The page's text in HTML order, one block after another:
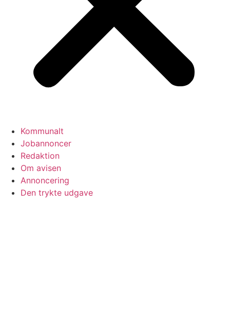
Kommunalt
Jobannoncer
Redaktion
Om avisen
Annoncering
Den trykte udgave